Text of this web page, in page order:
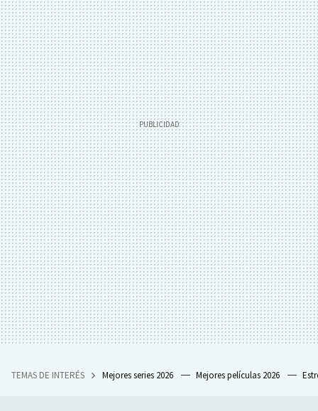
TEMAS DE INTERÉS Mejores series 2026 Mejores películas 2026